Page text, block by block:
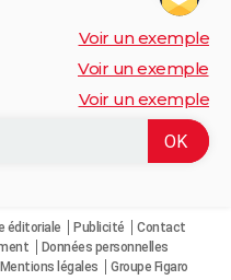
Voir un exemple
Voir un exemple
Voir un exemple
éditoriale Publicité
Contact
Données personnelles
Mentions légales
Groupe Figaro